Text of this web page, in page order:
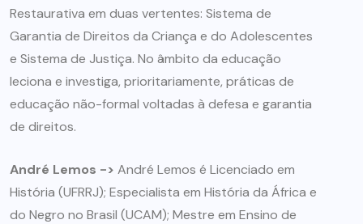
Restaurativa em duas vertentes: Sistema de
Garantia de Direitos da Criança e do Adolescentes
e Sistema de Justiça. No âmbito da educação
leciona e investiga, prioritariamente, práticas de
educação não-formal voltadas à defesa e garantia
de direitos.
André Lemos -> André Lemos é Licenciado em
História (UFRRJ); Especialista em História da África e
do Negro no Brasil (UCAM); Mestre em Ensino de